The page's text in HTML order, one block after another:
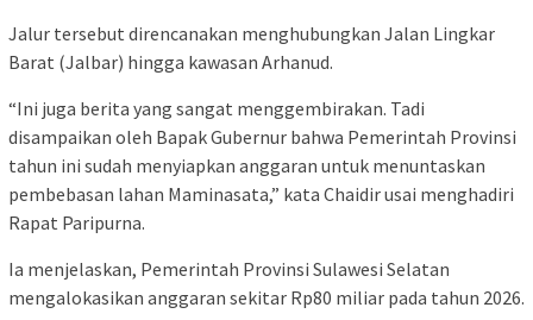
Jalur tersebut direncanakan menghubungkan Jalan Lingkar
Barat (Jalbar) hingga kawasan Arhanud.
“Ini juga berita yang sangat menggembirakan. Tadi
disampaikan oleh Bapak Gubernur bahwa Pemerintah Provinsi
tahun ini sudah menyiapkan anggaran untuk menuntaskan
pembebasan lahan Maminasata,” kata Chaidir usai menghadiri
Rapat Paripurna.
Ia menjelaskan, Pemerintah Provinsi Sulawesi Selatan
mengalokasikan anggaran sekitar Rp80 miliar pada tahun 2026.